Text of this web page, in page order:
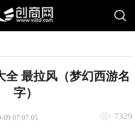
全 最拉风（梦幻西游名
字）
09 07:07:05 7329